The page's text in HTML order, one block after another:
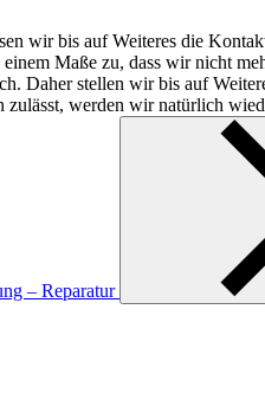
wir bis auf Weiteres die
Maße zu, dass wir nicht
Daher stellen wir bis auf
zulässt, werden wir natürlich